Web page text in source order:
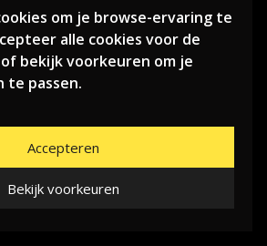
om je browse-ervaring te
alle cookies voor de
bekijk voorkeuren om je
te passen.
Accepteren
Bekijk voorkeuren
PRIVACY
VOORWAARDEN
ENTERTAINMENT BV